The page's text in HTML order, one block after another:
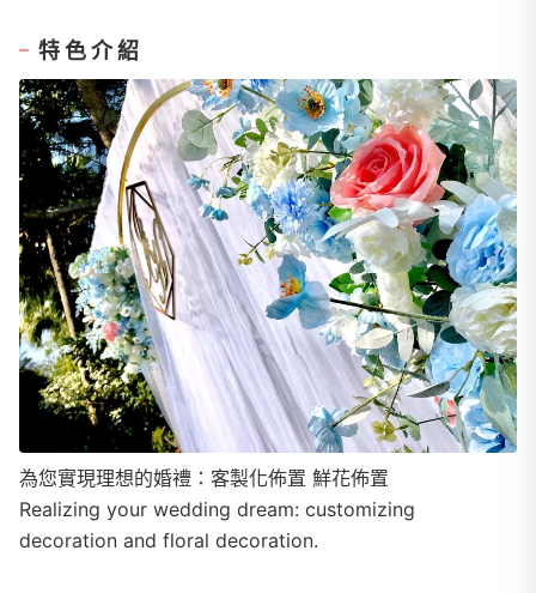
特色介紹
為您實現理想的婚禮：客製化佈置 鮮花佈置
Realizing your wedding dream: customizing
decoration and floral decoration.